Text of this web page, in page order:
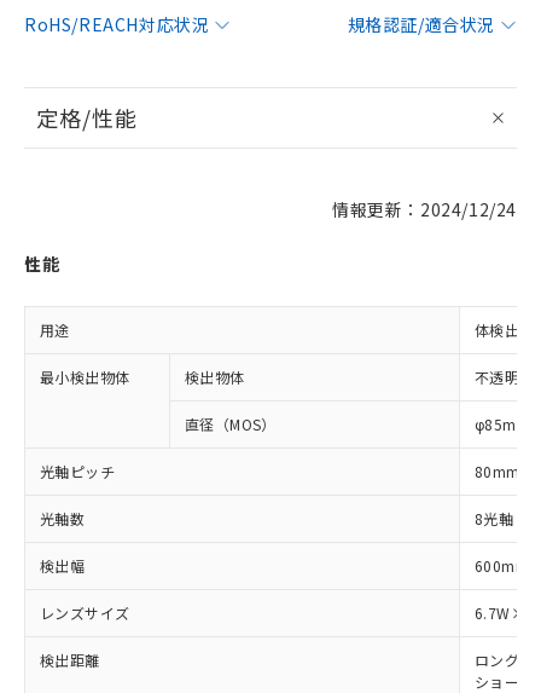
RoHS/REACH対応状況
規格認証/適合状況
定格/性能
情報更新：2024/12/24
性能
用途 体検出用
最小検出物体 検出物体 不透明体
直径（MOS） φ85mm
光軸ピッチ 80mm
光軸数 8光軸
検出幅 600mm
レンズサイズ
検出距離
ロング
ショート